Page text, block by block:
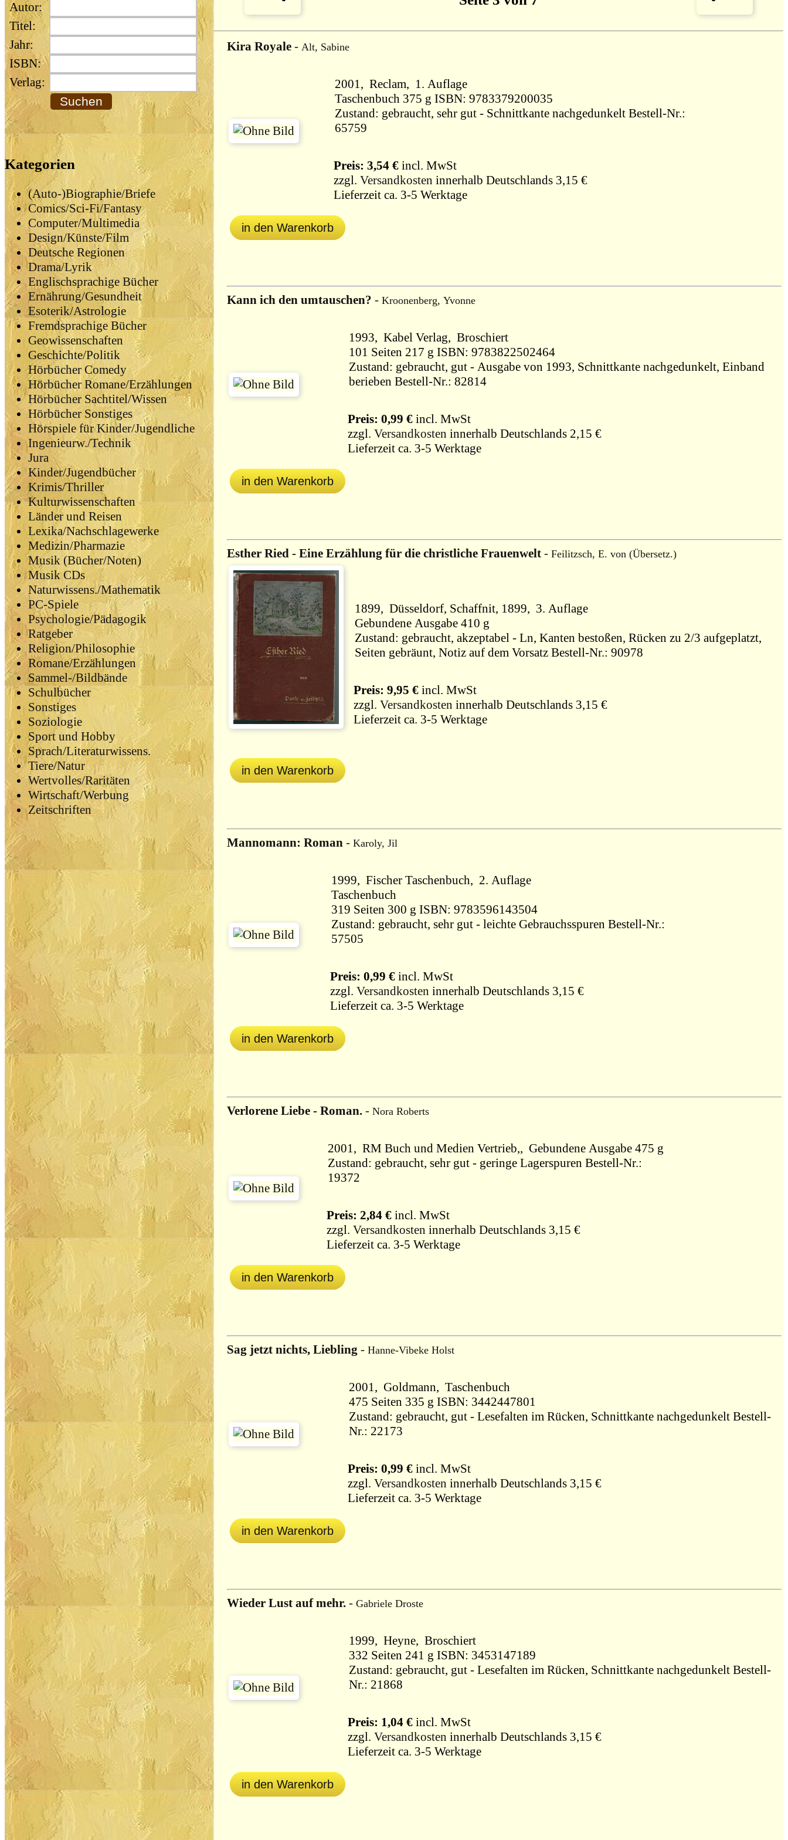
Autor:
Titel:
Jahr:
ISBN:
Verlag:
Kategorien
(Auto-)Biographie/Briefe
Comics/Sci-Fi/Fantasy
Computer/Multimedia
Design/Künste/Film
Deutsche Regionen
Drama/Lyrik
Englischsprachige Bücher
Ernährung/Gesundheit
Esoterik/Astrologie
Fremdsprachige Bücher
Geowissenschaften
Geschichte/Politik
Hörbücher Comedy
Hörbücher Romane/Erzählungen
Hörbücher Sachtitel/Wissen
Hörbücher Sonstiges
Hörspiele für Kinder/Jugendliche
Ingenieurw./Technik
Jura
Kinder/Jugendbücher
Krimis/Thriller
Kulturwissenschaften
Länder und Reisen
Lexika/Nachschlagewerke
Medizin/Pharmazie
Musik (Bücher/Noten)
Musik CDs
Naturwissens./Mathematik
PC-Spiele
Psychologie/Pädagogik
Ratgeber
Religion/Philosophie
Romane/Erzählungen
Sammel-/Bildbände
Schulbücher
Sonstiges
Soziologie
Sport und Hobby
Sprach/Literaturwissens.
Tiere/Natur
Wertvolles/Raritäten
Wirtschaft/Werbung
Zeitschriften
Kira Royale - Alt, Sabine
2001, Reclam, 1. Auflage
Taschenbuch 375 g ISBN: 9783379200035
Zustand: gebraucht, sehr gut - Schnittkante nachgedunkelt Bestell-Nr.:
65759
Preis: 3,54 € incl. MwSt
zzgl. Versandkosten innerhalb Deutschlands 3,15 €
Lieferzeit ca. 3-5 Werktage
in den Warenkorb
Kann ich den umtauschen? - Kroonenberg, Yvonne
1993, Kabel Verlag, Broschiert
101 Seiten 217 g ISBN: 9783822502464
Zustand: gebraucht, gut - Ausgabe von 1993, Schnittkante nachgedunkelt, Einband
berieben Bestell-Nr.: 82814
Preis: 0,99 € incl. MwSt
zzgl. Versandkosten innerhalb Deutschlands 2,15 €
Lieferzeit ca. 3-5 Werktage
in den Warenkorb
Esther Ried - Eine Erzählung für die christliche Frauenwelt - Feilitzsch, E. von (Übersetz.)
1899, Düsseldorf, Schaffnit, 1899, 3. Auflage
Gebundene Ausgabe 410 g
Zustand: gebraucht, akzeptabel - Ln, Kanten bestoßen, Rücken zu 2/3 aufgeplatzt,
Seiten gebräunt, Notiz auf dem Vorsatz Bestell-Nr.: 90978
Preis: 9,95 € incl. MwSt
zzgl. Versandkosten innerhalb Deutschlands 3,15 €
Lieferzeit ca. 3-5 Werktage
in den Warenkorb
Mannomann: Roman - Karoly, Jil
1999, Fischer Taschenbuch, 2. Auflage
Taschenbuch
319 Seiten 300 g ISBN: 9783596143504
Zustand: gebraucht, sehr gut - leichte Gebrauchsspuren Bestell-Nr.:
57505
Preis: 0,99 € incl. MwSt
zzgl. Versandkosten innerhalb Deutschlands 3,15 €
Lieferzeit ca. 3-5 Werktage
in den Warenkorb
Verlorene Liebe - Roman. - Nora Roberts
2001, RM Buch und Medien Vertrieb,, Gebundene Ausgabe 475 g
Zustand: gebraucht, sehr gut - geringe Lagerspuren Bestell-Nr.:
19372
Preis: 2,84 € incl. MwSt
zzgl. Versandkosten innerhalb Deutschlands 3,15 €
Lieferzeit ca. 3-5 Werktage
in den Warenkorb
Sag jetzt nichts, Liebling - Hanne-Vibeke Holst
2001, Goldmann, Taschenbuch
475 Seiten 335 g ISBN: 3442447801
Zustand: gebraucht, gut - Lesefalten im Rücken, Schnittkante nachgedunkelt Bestell-
Nr.: 22173
Preis: 0,99 € incl. MwSt
zzgl. Versandkosten innerhalb Deutschlands 3,15 €
Lieferzeit ca. 3-5 Werktage
in den Warenkorb
Wieder Lust auf mehr. - Gabriele Droste
1999, Heyne, Broschiert
332 Seiten 241 g ISBN: 3453147189
Zustand: gebraucht, gut - Lesefalten im Rücken, Schnittkante nachgedunkelt Bestell-
Nr.: 21868
Preis: 1,04 € incl. MwSt
zzgl. Versandkosten innerhalb Deutschlands 3,15 €
Lieferzeit ca. 3-5 Werktage
in den Warenkorb